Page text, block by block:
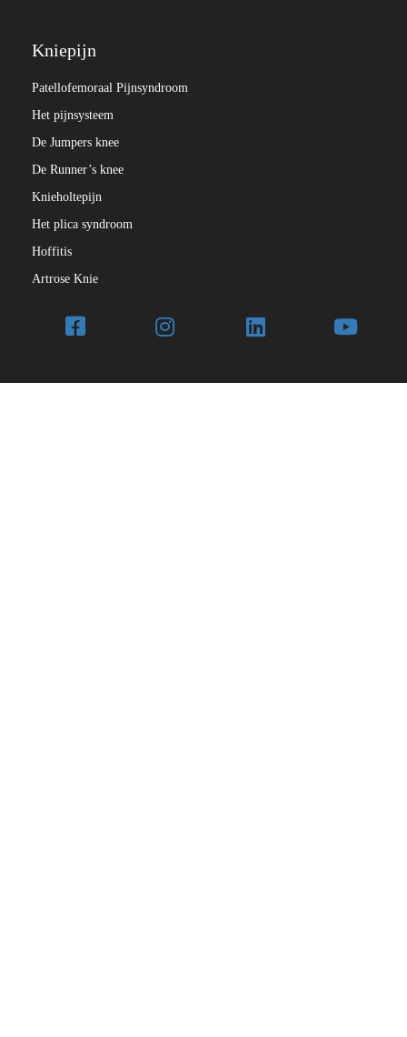
Kniepijn
Patellofemoraal Pijnsyndroom
Het pijnsysteem
De Jumpers knee
De Runner’s knee
Knieholtepijn
Het plica syndroom
Hoffitis
Artrose Knie